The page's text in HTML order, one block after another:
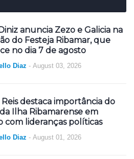
anuncia Zezo e Galicia na
do Festeja Ribamar, que
no dia 7 de agosto
Diaz - August 03, 2026
destaca importância do
Ilha Ribamarense em
com lideranças políticas
Diaz - August 01, 2026